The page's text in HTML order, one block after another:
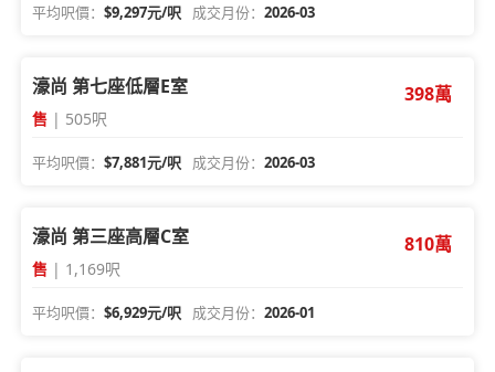
平均呎價：$9,297元/呎 成交月份：2026-03
濠尚 第七座低層E室
售 | 505呎
398萬
平均呎價：$7,881元/呎 成交月份：2026-03
濠尚 第三座高層C室
售 | 1,169呎
810萬
平均呎價：$6,929元/呎 成交月份：2026-01